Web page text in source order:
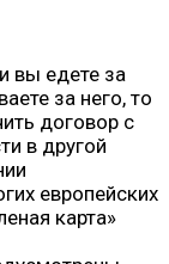
вы едете за
за него, то
договор с
в другой
европейских
карта»